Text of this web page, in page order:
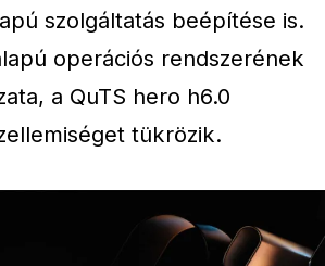
szolgáltatás beépítése is.
operációs rendszerének
a QuTS hero h6.0
tükrözik.